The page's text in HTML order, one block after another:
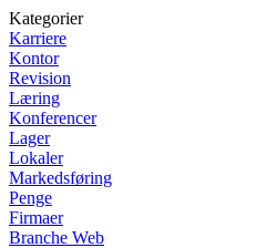
Kategorier
Karriere
Kontor
Revision
Læring
Konferencer
Lager
Lokaler
Markedsføring
Penge
Firmaer
Branche Web